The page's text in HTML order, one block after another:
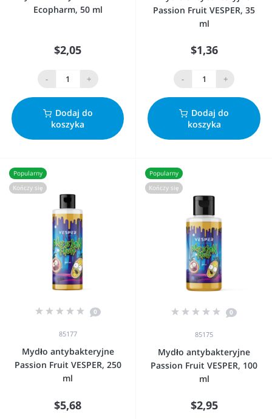
Ecopharm, 50 ml
$2,05
- +
Dodaj do
koszyka
Passion Fruit VESPER, 35
ml
$1,36
- +
Dodaj do
koszyka
Popularny
Kończy się
0
85177
Mydło antybakteryjne
Passion Fruit VESPER, 250
ml
$5,68
Popularny
Kończy się
0
85175
Mydło antybakteryjne
Passion Fruit VESPER, 100
ml
$2,95